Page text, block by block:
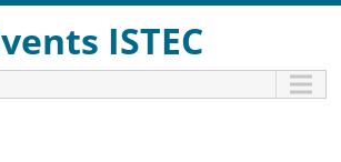
Events ISTEC